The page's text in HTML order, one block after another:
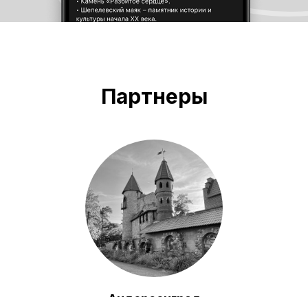
Партнеры